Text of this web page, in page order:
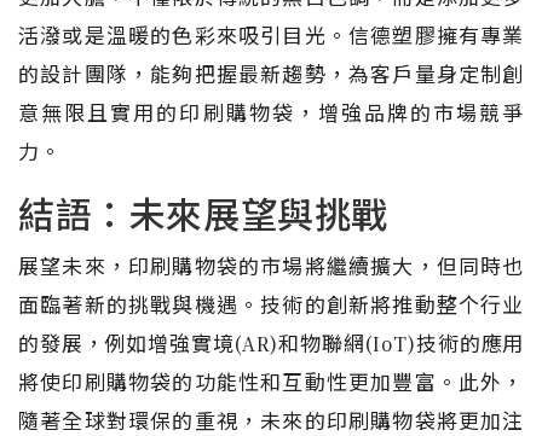
活潑或是溫暖的色彩來吸引目光。信德塑膠擁有專業
的設計團隊，能夠把握最新趨勢，為客戶量身定制創
意無限且實用的印刷購物袋，增強品牌的市場競爭
力。
結語：未來展望與挑戰
展望未來，印刷購物袋的市場將繼續擴大，但同時也
面臨著新的挑戰與機遇。技術的創新將推動整个行业
的發展，例如增強實境(AR)和物聯網(IoT)技術的應用
將使印刷購物袋的功能性和互動性更加豐富。此外，
隨著全球對環保的重視，未來的印刷購物袋將更加注